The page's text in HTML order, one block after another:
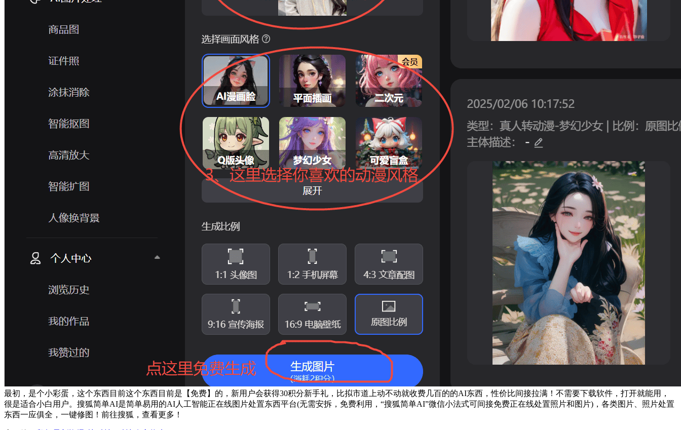
最初，是个小彩蛋，这个东西目前这个东西目前是【免费】的，新用户会获得30积分新手礼，比拟市道上动不动就收费几百的的AI东西，性价比间接拉满！不需要下载软件，打开就能用，
很是适合小白用户。搜狐简单AI是简单易用的AI人工智能正在线图片处置东西平台(无需安拆，免费利用，“搜狐简单AI”微信小法式可间接免费正在线处置照片和图片)，各类图片、照片处置
东西一应俱全，一键修图！前往搜狐，查看更多！